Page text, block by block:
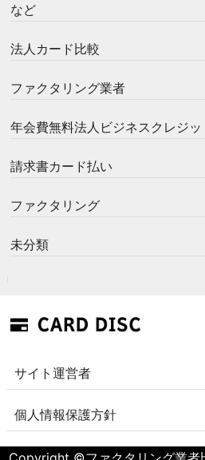
など
法人カード比較
ファクタリング業者
年会費無料法人ビジネスクレジッ
請求書カード払い
ファクタリング
未分類
サイト運営者
個人情報保護方針